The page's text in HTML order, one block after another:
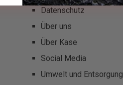
Datenschutz
Über uns
Über Kase
Social Media
Umwelt und Entsorgung